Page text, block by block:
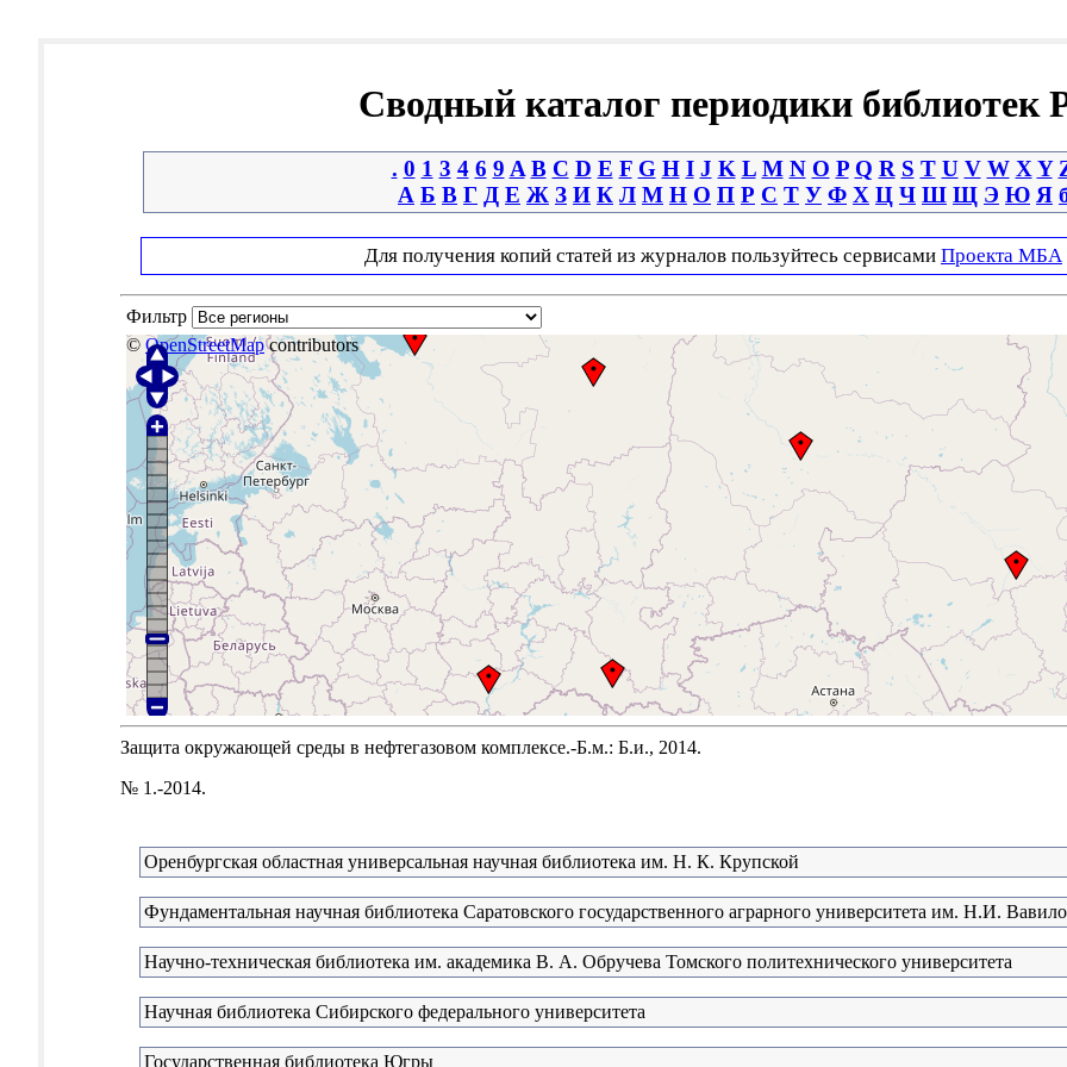
Сводный каталог периодики библиотек
. 0 1 3 4 6 9 A B C D E F G H I J K L M N O P Q R S T U V W X Y
А Б В Г Д Е Ж З И К Л М Н О П Р С Т У Ф Х Ц Ч Ш Щ Э Ю Я
Для получения копий статей из журналов пользуйтесь сервисами Проекта МБА
Фильтр
© OpenStreetMapcontributors
Защита окружающей среды в нефтегазовом комплексе.-Б.м.: Б.и., 2014.
№ 1.-2014.
Оренбургская областная универсальная научная библиотека им. Н. К. Крупской
Фундаментальная научная библиотека Саратовского государственного аграрного университета им. Н.И.
Научно-техническая библиотека им. академика В. А. Обручева Томского политехнического университета
Научная библиотека Сибирского федерального университета
Государственная библиотека Югры